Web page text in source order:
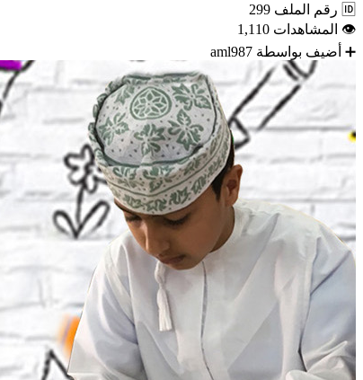
🆔 رقم الملف 299
👁 المشاهدات 1,110
➕ أضيف بواسطة aml987